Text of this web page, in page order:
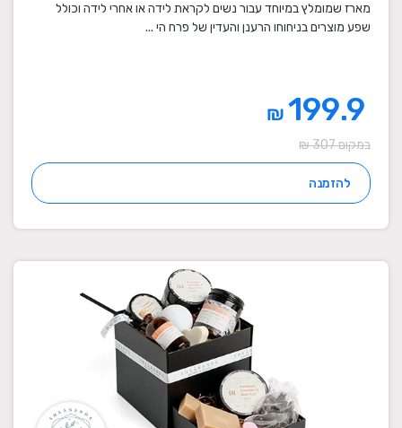
מארז שמומלץ במיוחד עבור נשים לקראת לידה או אחרי לידה וכולל
שפע מוצרים בניחוחו הרענן והעדין של פרח הי ...
199.9
₪
במקום 307 ₪
להזמנה